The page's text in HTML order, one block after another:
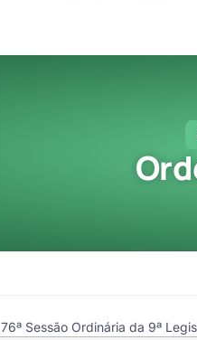
76ª Sessão Ordinária da 9ª